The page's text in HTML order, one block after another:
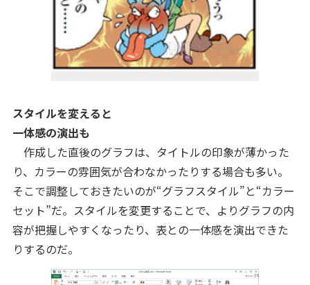
スタイルを変えると
一体感の演出も
作成した直後のグラフは、タイトルの印象が薄かった
り、カラーの雰囲気が合わなかったりする場合も多い。
そこで調整しておきたいのが“グラフスタイル”と“カラー
セット”だ。スタイルを変更することで、よりグラフの内
容が把握しやすくなったり、表との一体感を演出できた
りするのだ。